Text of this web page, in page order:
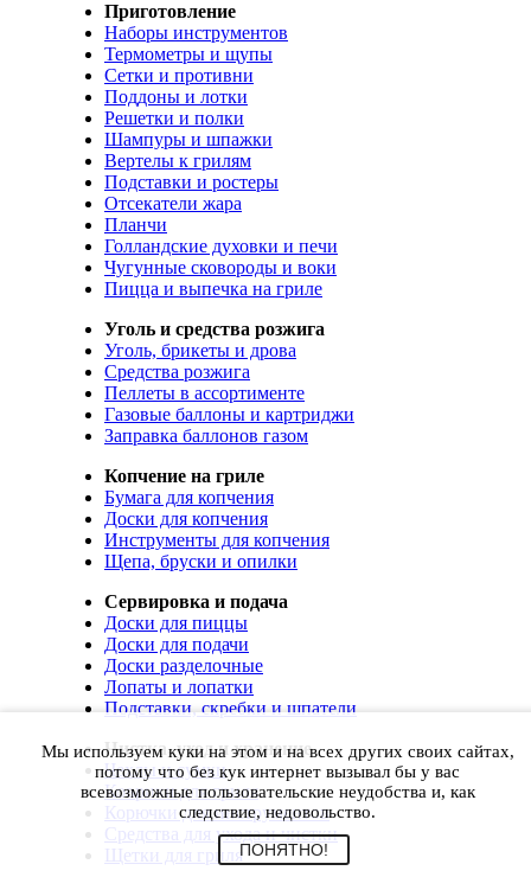
Приготовление
Наборы инструментов
Термометры и щупы
Сетки и противни
Поддоны и лотки
Решетки и полки
Шампуры и шпажки
Вертелы к грилям
Подставки и ростеры
Отсекатели жара
Планчи
Голландские духовки и печи
Чугунные сковороды и воки
Пицца и выпечка на гриле
Уголь и средства розжига
Уголь, брикеты и дрова
Средства розжига
Пеллеты в ассортименте
Газовые баллоны и картриджи
Заправка баллонов газом
Копчение на гриле
Бумага для копчения
Доски для копчения
Инструменты для копчения
Щепа, бруски и опилки
Сервировка и подача
Доски для пиццы
Доски для подачи
Доски разделочные
Лопаты и лопатки
Подставки, скребки и шпатели
Чистка, уход и хранение
Чехлы и сумки
Коврики для гриля
Корючки для инструментов
Средства для ухода и чистки
Щетки для гриля
Мы используем куки на этом и на всех других своих сайтах,
потому что без кук интернет вызывал бы у вас
всевозможные пользовательские неудобства и, как
следствие, недовольство.
ПОНЯТНО!